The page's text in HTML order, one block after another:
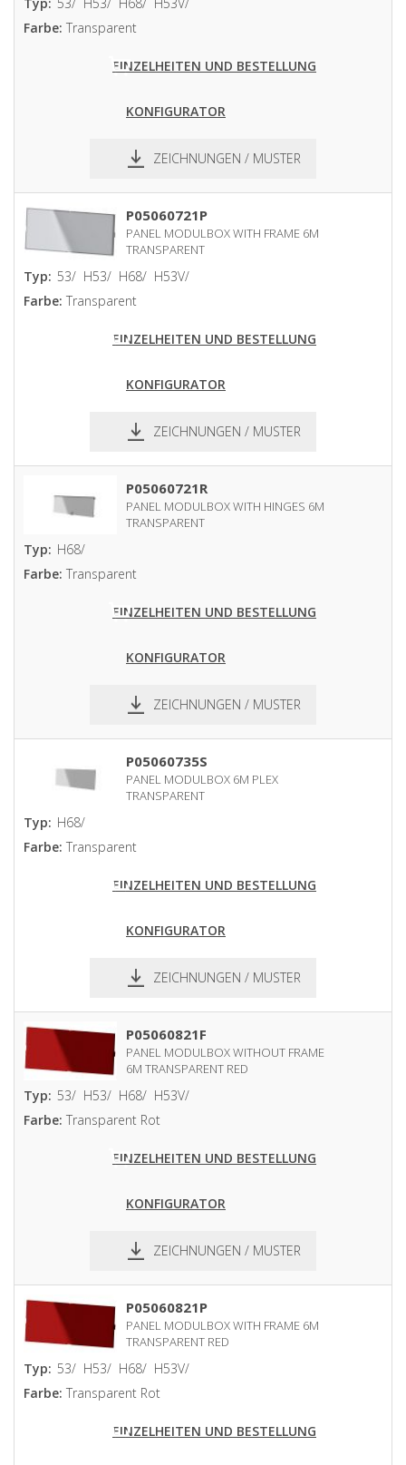
Farbe: Transparent
EINZELHEITEN UND BESTELLUNG
KONFIGURATOR
ZEICHNUNGEN / MUSTER
P05060721P
PANEL MODULBOX WITH FRAME 6M
TRANSPARENT
Typ: 53/ H53/ H68/ H53V/
Farbe: Transparent
EINZELHEITEN UND BESTELLUNG
KONFIGURATOR
ZEICHNUNGEN / MUSTER
P05060721R
PANEL MODULBOX WITH HINGES 6M
TRANSPARENT
Typ: H68/
Farbe: Transparent
EINZELHEITEN UND BESTELLUNG
KONFIGURATOR
ZEICHNUNGEN / MUSTER
P05060735S
PANEL MODULBOX 6M PLEX
TRANSPARENT
Typ: H68/
Farbe: Transparent
EINZELHEITEN UND BESTELLUNG
KONFIGURATOR
ZEICHNUNGEN / MUSTER
P05060821F
PANEL MODULBOX WITHOUT FRAME
6M TRANSPARENT RED
Typ: 53/ H53/ H68/ H53V/
Farbe: Transparent Rot
EINZELHEITEN UND BESTELLUNG
KONFIGURATOR
ZEICHNUNGEN / MUSTER
P05060821P
PANEL MODULBOX WITH FRAME 6M
TRANSPARENT RED
Typ: 53/ H53/ H68/ H53V/
Farbe: Transparent Rot
EINZELHEITEN UND BESTELLUNG